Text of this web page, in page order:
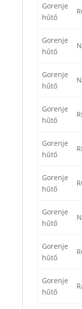
Gorenje
hűtő
Gorenje
hűtő
Gorenje
hűtő
Gorenje
hűtő
Gorenje
hűtő
Gorenje
hűtő
Gorenje
hűtő
Gorenje
hűtő
Gorenje
hűtő